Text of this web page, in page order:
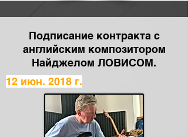
Подписание контракта с
английским композитором
Найджелом ЛОВИСОМ.
12 июн. 2018 г.